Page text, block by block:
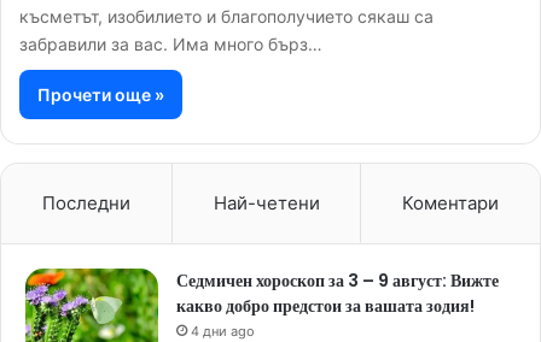
късметът, изобилието и благополучието сякаш са
забравили за вас. Има много бърз…
Прочети още »
Последни Най-четени Коментари
Седмичен хороскоп за 3 – 9 август: Вижте
какво добро предстои за вашата зодия!
4 дни ago